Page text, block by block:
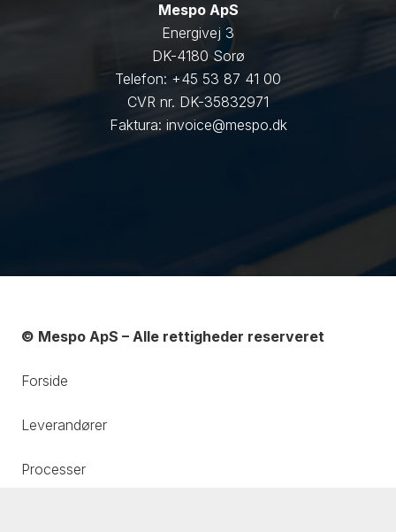
Mespo ApS
Energivej 3
DK-4180 Sorø
Telefon: +45 53 87 41 00
CVR nr. DK-35832971
Faktura: invoice@mespo.dk
© Mespo ApS – Alle rettigheder reserveret
Forside
Leverandører
Processer